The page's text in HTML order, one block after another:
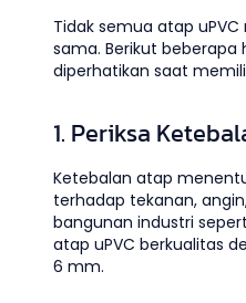
Tidak semua atap
sama. Berikut beberapa
diperhatikan saat
1. Periksa
Ketebalan atap
terhadap tekanan,
bangunan industri
atap uPVC berkualitas
6 mm.